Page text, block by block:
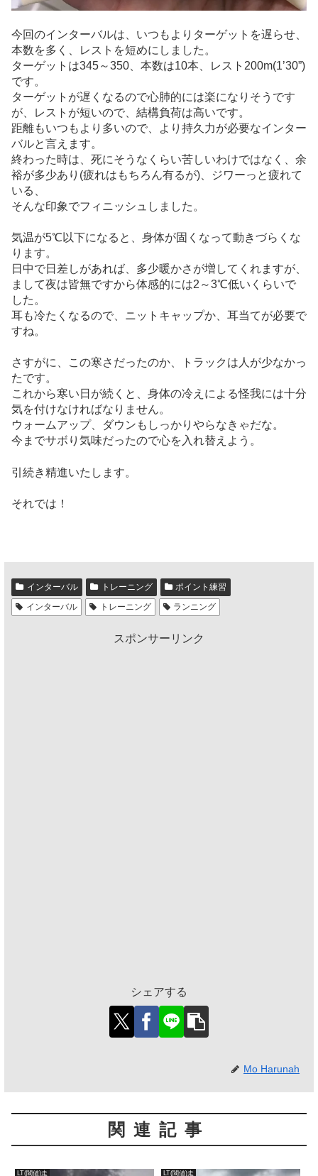
今回のインターバルは、いつもよりターゲットを遅らせ、
本数を多く、レストを短めにしました。
ターゲットは345～350、本数は10本、レスト200m(1’30”)
です。
ターゲットが遅くなるので心肺的には楽になりそうです
が、レストが短いので、結構負荷は高いです。
距離もいつもより多いので、より持久力が必要なインター
バルと言えます。
終わった時は、死にそうなくらい苦しいわけではなく、余
裕が多少あり(疲れはもちろん有るが)、ジワーっと疲れて
いる、
そんな印象でフィニッシュしました。
気温が5℃以下になると、身体が固くなって動きづらくな
ります。
日中で日差しがあれば、多少暖かさが増してくれますが、
まして夜は皆無ですから体感的には2～3℃低いくらいで
した。
耳も冷たくなるので、ニットキャップか、耳当てが必要で
すね。
さすがに、この寒さだったのか、トラックは人が少なかっ
たです。
これから寒い日が続くと、身体の冷えによる怪我には十分
気を付けなければなりません。
ウォームアップ、ダウンもしっかりやらなきゃだな。
今までサボり気味だったので心を入れ替えよう。
引続き精進いたします。
それでは！
インターバル トレーニング
ポイント練習
インターバル
トレーニング ランニング
スポンサーリンク
シェアする
Mo Harunah
関連記事
LT(閾値)走 LT(閾値)走